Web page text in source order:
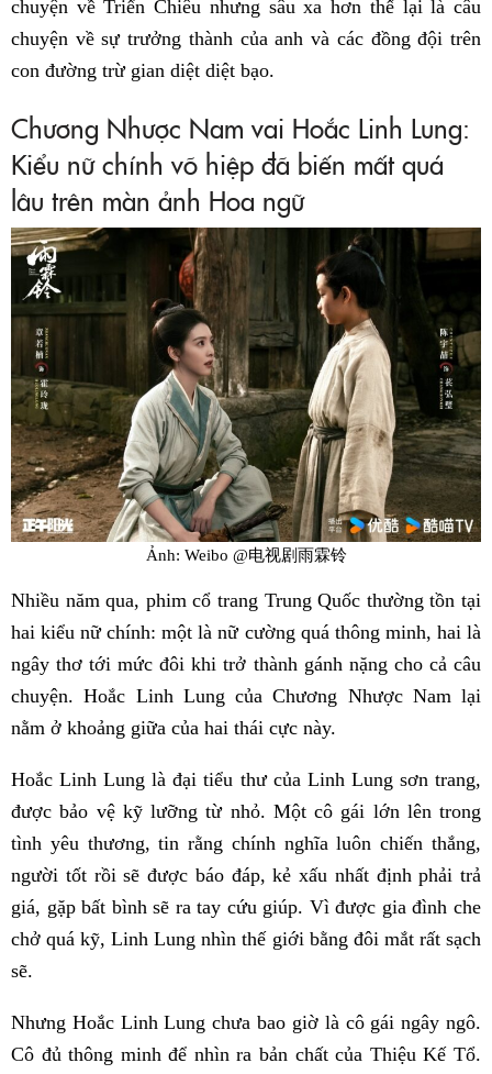
chuyện về Triển Chiêu nhưng sâu xa hơn thế lại là câu
chuyện về sự trưởng thành của anh và các đồng đội trên
con đường trừ gian diệt diệt bạo.
Chương Nhược Nam vai Hoắc Linh Lung:
Kiểu nữ chính võ hiệp đã biến mất quá
lâu trên màn ảnh Hoa ngữ
Ảnh: Weibo @电视剧雨霖铃
Nhiều năm qua, phim cổ trang Trung Quốc thường tồn tại
hai kiểu nữ chính: một là nữ cường quá thông minh, hai là
ngây thơ tới mức đôi khi trở thành gánh nặng cho cả câu
chuyện. Hoắc Linh Lung của Chương Nhược Nam lại
nằm ở khoảng giữa của hai thái cực này.
Hoắc Linh Lung là đại tiểu thư của Linh Lung sơn trang,
được bảo vệ kỹ lưỡng từ nhỏ. Một cô gái lớn lên trong
tình yêu thương, tin rằng chính nghĩa luôn chiến thắng,
người tốt rồi sẽ được báo đáp, kẻ xấu nhất định phải trả
giá, gặp bất bình sẽ ra tay cứu giúp. Vì được gia đình che
chở quá kỹ, Linh Lung nhìn thế giới bằng đôi mắt rất sạch
sẽ.
Nhưng Hoắc Linh Lung chưa bao giờ là cô gái ngây ngô.
Cô đủ thông minh để nhìn ra bản chất của Thiệu Kế Tổ.